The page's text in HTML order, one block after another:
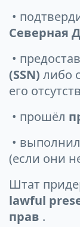
•
Северная
•
(SSN) либо
его
• прошёл
•
(если они
Штат
lawful
прав .